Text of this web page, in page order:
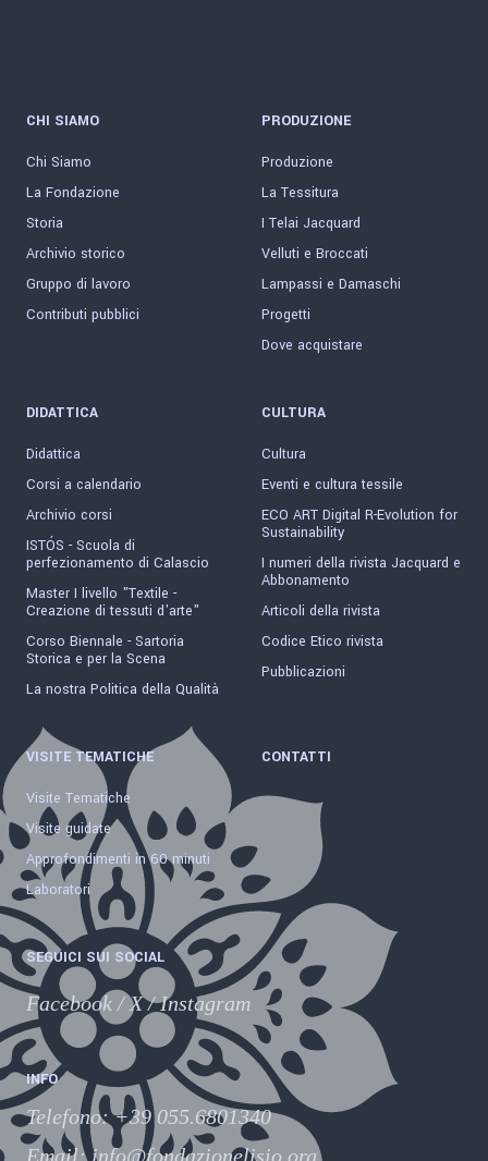
CHI SIAMO
Chi Siamo
La Fondazione
Storia
Archivio storico
Gruppo di lavoro
Contributi pubblici
PRODUZIONE
Produzione
La Tessitura
I Telai Jacquard
Velluti e Broccati
Lampassi e Damaschi
Progetti
Dove acquistare
DIDATTICA
Didattica
Corsi a calendario
Archivio corsi
ISTÓS - Scuola di
perfezionamento di Calascio
Master I livello "Textile -
Creazione di tessuti d'arte"
Corso Biennale - Sartoria
Storica e per la Scena
La nostra Politica della Qualità
CULTURA
Cultura
Eventi e cultura tessile
ECO ART Digital R-Evolution for
Sustainability
I numeri della rivista Jacquard e
Abbonamento
Articoli della rivista
Codice Etico rivista
Pubblicazioni
VISITE TEMATICHE
Visite Tematiche
Visite guidate
Approfondimenti in 60 minuti
Laboratori
CONTATTI
SEGUICI SUI SOCIAL
Facebook /X/Instagram
INFO
Telefono:+39 055.6801340
Email:info@fondazionelisio.org